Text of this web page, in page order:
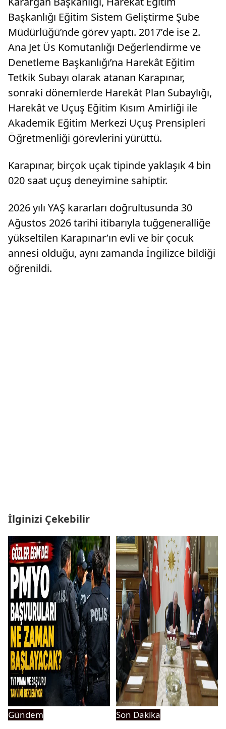
Başkanlığı Eğitim Sistem Geliştirme Şube
Müdürlüğü’nde görev yaptı. 2017’de ise 2.
Ana Jet Üs Komutanlığı Değerlendirme ve
Denetleme Başkanlığı’na Harekât Eğitim
Tetkik Subayı olarak atanan Karapınar,
sonraki dönemlerde Harekât Plan Subaylığı,
Harekât ve Uçuş Eğitim Kısım Amirliği ile
Akademik Eğitim Merkezi Uçuş Prensipleri
Öğretmenliği görevlerini yürüttü.
Karapınar, birçok uçak tipinde yaklaşık 4 bin
020 saat uçuş deneyimine sahiptir.
2026 yılı YAŞ kararları doğrultusunda 30
Ağustos 2026 tarihi itibarıyla tuğgeneralliğe
yükseltilen Karapınar’ın evli ve bir çocuk
annesi olduğu, aynı zamanda İngilizce bildiği
öğrenildi.
İlginizi Çekebilir
Gündem
Son Dakika